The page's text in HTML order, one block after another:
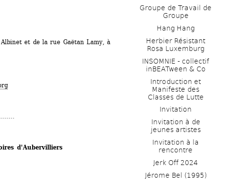
et de la rue Gaëtan Lamy, à
d'Aubervilliers
Groupe de Travail de
Groupe
Hang Hang
Herbier Résistant
Rosa Luxemburg
INSOMNIE - collectif
inBEATween & Co
Introduction et
Manifeste des
Classes de Lutte
Invitation
Invitation à de
jeunes artistes
Invitation à la
rencontre
Jerk Off 2024
Jérome Bel (1995)